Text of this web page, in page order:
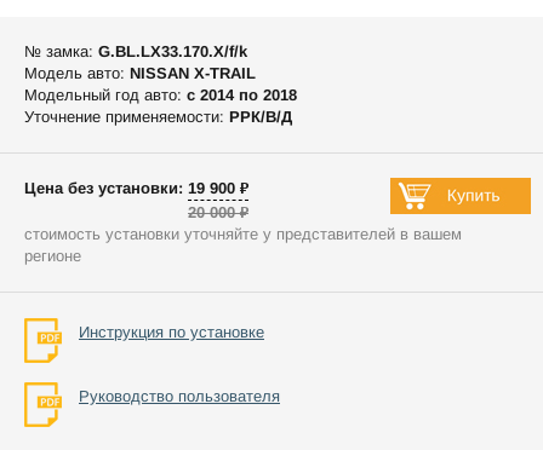
№ замка: G.BL.LX33.170.X/f/k
Модель авто: NISSAN X-TRAIL
Модельный год авто: c 2014 по 2018
Уточнение применяемости: РРК/В/Д
Цена без установки: 19 900 ₽
20 000 ₽
стоимость установки уточняйте у представителей в вашем
регионе
Инструкция по установке
Руководство пользователя